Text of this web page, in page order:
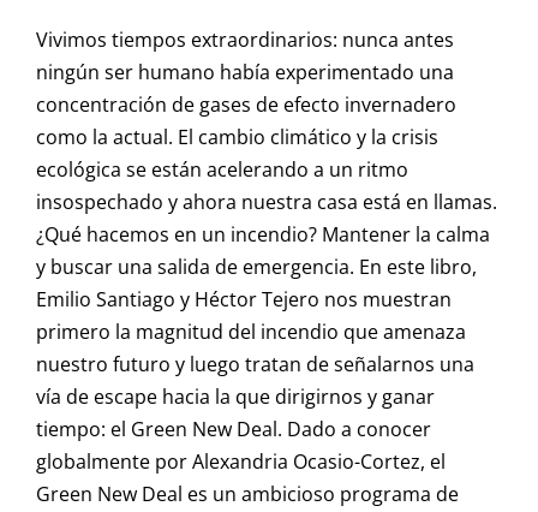
Vivimos tiempos extraordinarios: nunca antes
ningún ser humano había experimentado una
concentración de gases de efecto invernadero
como la actual. El cambio climático y la crisis
ecológica se están acelerando a un ritmo
insospechado y ahora nuestra casa está en llamas.
¿Qué hacemos en un incendio? Mantener la calma
y buscar una salida de emergencia. En este libro,
Emilio Santiago y Héctor Tejero nos muestran
primero la magnitud del incendio que amenaza
nuestro futuro y luego tratan de señalarnos una
vía de escape hacia la que dirigirnos y ganar
tiempo: el Green New Deal. Dado a conocer
globalmente por Alexandria Ocasio-Cortez, el
Green New Deal es un ambicioso programa de